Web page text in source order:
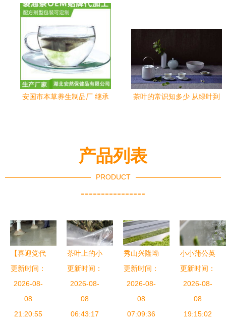
安国市本草养生制品厂 继承
茶叶的常识知多少 从绿叶到
产品列表
PRODUCT
----------------
【喜迎党代
会 奋进新
征程】凤
冈:围绕绿
色食品抓工
更新时间：
2026-08-
08
21:20:55
茶叶上的小
茸毛是什
么？这可是
好茶的象征
更新时间：
2026-08-
08
06:43:17
秀山兴隆坳
茶叶加工中
心正式投
产，助力茶
产业提质增
更新时间：
2026-08-
08
07:09:36
小小蒲公英
飞撒致富梦
更新时间：
2026-08-
08
19:15:02